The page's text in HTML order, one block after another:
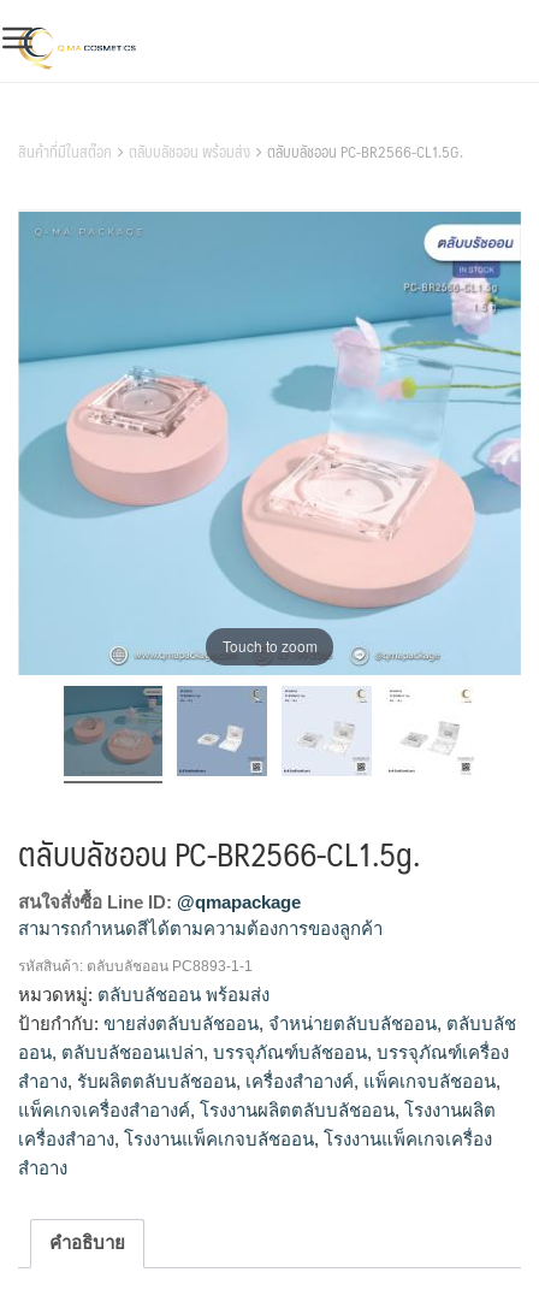
to
content
สินค้าที่มีในสต๊อก ตลับบลัชออน พร้อมส่ง ตลับบลัชออน PC-BR2566-CL1.5G.
Touch to zoom
ตลับบลัชออน PC-BR2566-CL1.5g.
สนใจสั่งซื้อ Line ID: @qmapackage
สามารถกำหนดสีได้ตามความต้องการของลูกค้า
โรงงานผลิตตลับบลัชออน,รับผลิตตลับบลัชออน,ขายส่งตลับบลัช
ออน,จำหน่ายตลับบลัชออน
รหัสสินค้า: ตลับบลัชออน PC8893-1-1
หมวดหมู่: ตลับบลัชออน พร้อมส่ง
ป้ายกำกับ: ขายส่งตลับบลัชออน, จำหน่ายตลับบลัชออน, ตลับบลัช
ออน, ตลับบลัชออนเปล่า, บรรจุภัณฑ์บลัชออน, บรรจุภัณฑ์เครื่อง
สำอาง, รับผลิตตลับบลัชออน, เครื่องสำอางค์, แพ็คเกจบลัชออน,
แพ็คเกจเครื่องสำอางค์, โรงงานผลิตตลับบลัชออน, โรงงานผลิต
เครื่องสำอาง, โรงงานแพ็คเกจบลัชออน, โรงงานแพ็คเกจเครื่อง
สำอาง
คำอธิบาย